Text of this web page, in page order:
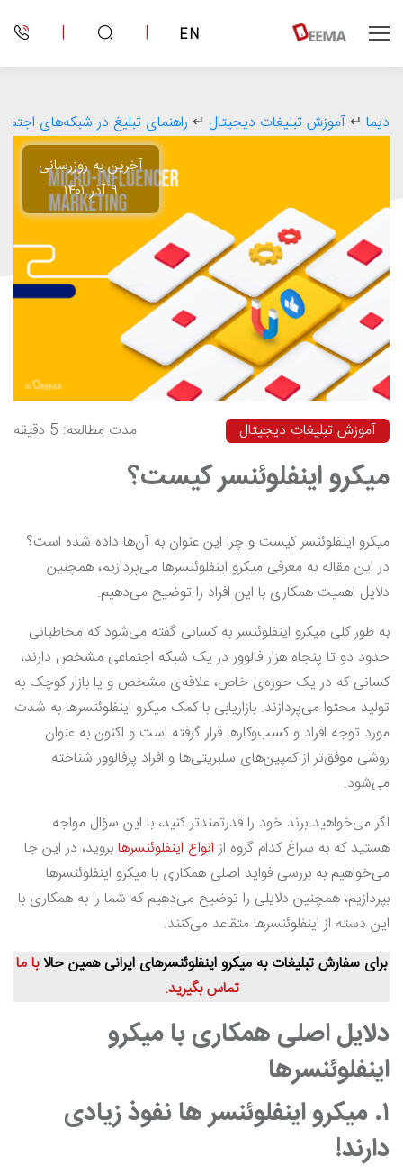
EN
|
|
دیما ↵ آموزش تبلیغات دیجیتال ↵ راهنمای تبلیغ در شبکه‌های
آخرین به روزرسانی
۹ آذر ۱۴۰۱
آموزش تبلیغات دیجیتال مدت مطالعه: 5 دقیقه
میکرو اینفلوئنسر کیست؟
میکرو اینفلوئنسر کیست و چرا این عنوان به آن‌ها داده شده است؟
در این مقاله به معرفی میکرو اینفلوئنسرها می‌پردازیم، همچنین
دلایل اهمیت همکاری با این افراد را توضیح می‌دهیم.
به طور کلی میکرو اینفلوئنسر به کسانی گفته می‌شود که مخاطبانی
حدود دو تا پنجاه هزار فالوور در یک شبکه اجتماعی مشخص دارند،
کسانی که در یک حوزه‌ی خاص، علاقه‌ی مشخص و یا بازار کوچک به
تولید محتوا می‌پردازند. بازاریابی با کمک میکرو اینفلوئنسرها به شدت
مورد توجه افراد و کسب‌وکارها قرار گرفته است و اکنون به عنوان
روشی موفق‌تر از کمپین‌های سلبریتی‌ها و افراد پرفالوور شناخته
می‌شود.
اگر می‌خواهید برند خود را قدرتمندتر کنید، با این سؤال مواجه
هستید که به سراغ کدام گروه ازانواع اینفلوئنسرهابروید، در این جا
می‌خواهیم به بررسی فواید اصلی همکاری با میکرو اینفلوئنسرها
بپردازیم، همچنین دلایلی را توضیح می‌دهیم که شما را به همکاری با
این دسته از اینفلوئنسرها متقاعد می‌کنند.
برای سفارش تبلیغات به میکرو اینفلوئنسرهای ایرانی همین حالابا ما
تماس بگیرید.
دلایل اصلی همکاری با میکرو
اینفلوئنسرها
۱. میکرو اینفلوئنسر ها نفوذ زیادی
دارند!